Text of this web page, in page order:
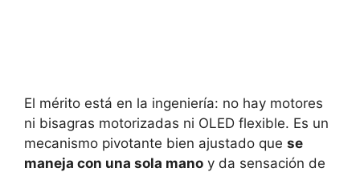
El mérito está en la ingeniería: no hay motores
ni bisagras motorizadas ni OLED flexible. Es un
mecanismo pivotante bien ajustado que se
maneja con una sola mano y da sensación de